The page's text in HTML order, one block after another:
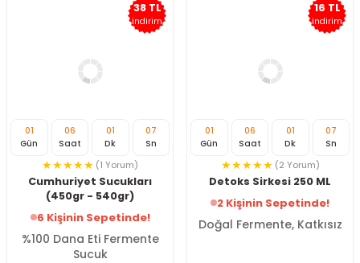
38 TL
indirim
01
Gün
06
Saat
01
Dk
07
Sn
(1 Yorum)
Cumhuriyet Sucukları
(450gr - 540gr)
6 Kişinin Sepetinde!
%100 Dana Eti Fermente
Sucuk
16 TL
indirim
01
Gün
06
Saat
01
Dk
07
Sn
(2 Yorum)
Detoks Sirkesi 250 ML
2 Kişinin Sepetinde!
Doğal Fermente, Katkısız